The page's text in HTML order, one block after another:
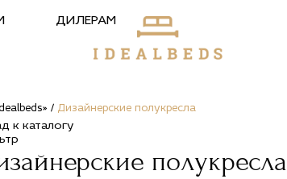
ДИЛЕРАМ
/ Дизайнерские полукресла
к каталогу
полукресла